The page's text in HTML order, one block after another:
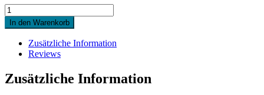
Quantity
In den Warenkorb
Zusätzliche Information
Reviews
Zusätzliche Information